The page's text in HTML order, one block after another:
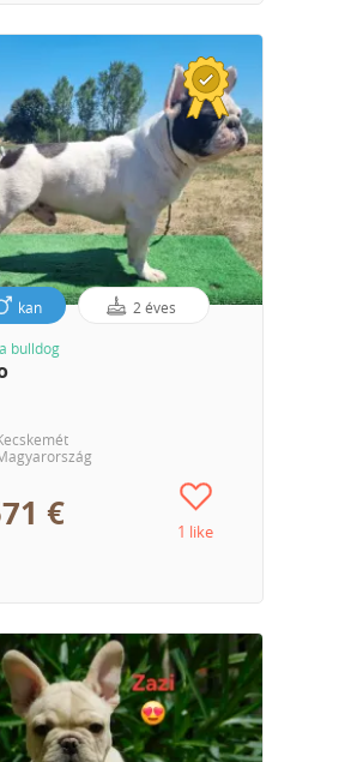
kan 2 éves
bulldog
€ 1 like